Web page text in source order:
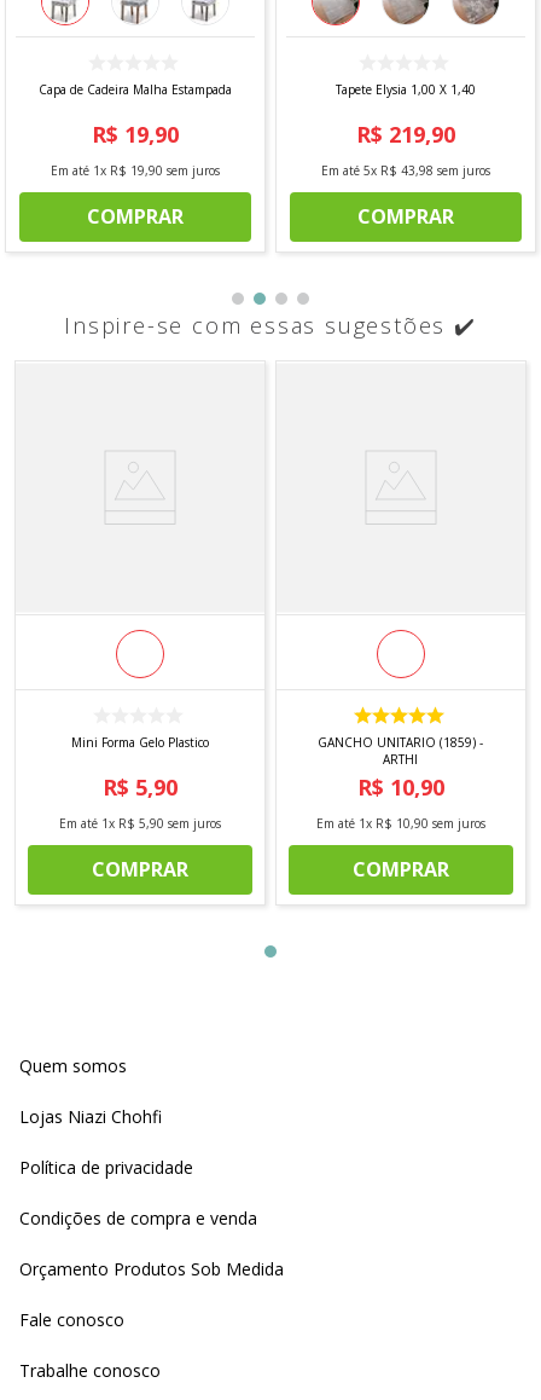
Capa de Cadeira Malha Estampada
R$ 19,90
Em até 1x R$ 19,90 sem juros
COMPRAR
Tapete Elysia 1,00 X 1,40
R$ 219,90
Em até 5x R$ 43,98 sem juros
COMPRAR
Inspire-se com essas sugestões ✔️
Mini Forma Gelo Plastico
R$ 5,90
Em até 1x R$ 5,90 sem juros
COMPRAR
GANCHO UNITARIO (1859) -
ARTHI
R$ 10,90
Em até 1x R$ 10,90 sem juros
COMPRAR
Quem somos
Lojas Niazi Chohfi
Política de privacidade
Condições de compra e venda
Orçamento Produtos Sob Medida
Fale conosco
Trabalhe conosco